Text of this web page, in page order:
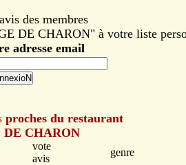
des membres
DE CHARON" à votre liste
adresse email
proches du restaurant
DE CHARON
vote
avis
genre